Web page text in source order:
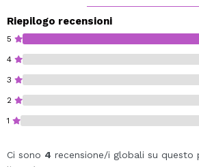
personalizzare il tuo trucco e
in pochi secondi.
W7 True Blush
Cruelty free.
Riepilogo recensioni
5
4
3
2
1
Ci sono 4 recensione/i globali su questo